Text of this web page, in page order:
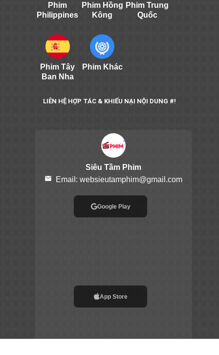
Phim
Philippines
Phim Hồng
Kông
Phim Trung
Quốc
Phim Tây
Ban Nha
Phim Khác
LIÊN HỆ HỢP TÁC & KHIẾU NẠI NỘI DUNG #!
Siêu Tầm Phim
email Email: websieutamphim@gmail.com
Google Play
App Store